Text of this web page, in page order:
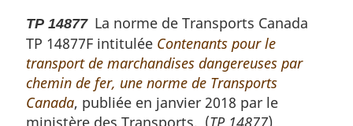
TP 14877La norme de Transports Canada
TP 14877F intitulée Contenants pour le
transport de marchandises dangereuses par
chemin de fer, une norme de Transports
Canada, publiée en janvier 2018 par le
ministère des Transports. (TP 14877)